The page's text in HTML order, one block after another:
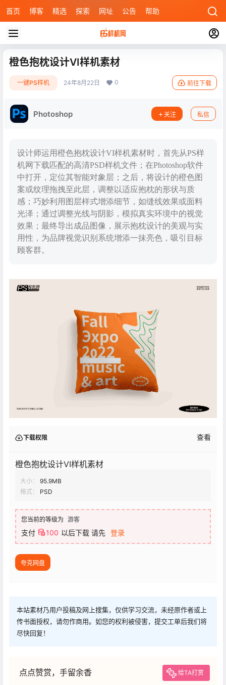
首页 博客 精选 探索 网址 公告 帮助
橙色抱枕设计VI样机素材
一键PS样机 24年8月22日 0 前往下载
Photoshop 关注 私信
设计师运用橙色抱枕设计VI样机素材时，首先从PS样
机网下载匹配的高清PSD样机文件；在Photoshop软件
中打开，定位其智能对象层；之后，将设计的橙色图
案或纹理拖拽至此层，调整以适应抱枕的形状与质
感；巧妙利用图层样式增添细节，如缝线效果或面料
光泽；通过调整光线与阴影，模拟真实环境中的视觉
效果；最终导出成品图像，展示抱枕设计的美观与实
用性，为品牌视觉识别系统增添一抹亮色，吸引目标
顾客群。
下载权限 查看
橙色抱枕设计VI样机素材
大小：
95.9MB
格式：
PSD
您当前的等级为 游客
支付 100 以后下载 请先 登录
夸克网盘
本站素材乃用户投稿及网上搜集，仅供学习交流，未经原作者或上
传书面授权，请勿作商用。如您的权利被侵害，提交工单后我们将
尽快回复！
点点赞赏，手留余香 给TA打赏